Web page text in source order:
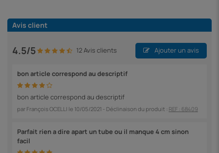
Avis client
4.5/5 12 Avis clients Ajouter un avis
bon article correspond au descriptif
bon article correspond au descriptif
par François OCELLI le 10/05/2021 - Déclinaison du produit : REF : 68409
Parfait rien a dire apart un tube ou il manque 4 cm sinon
facil